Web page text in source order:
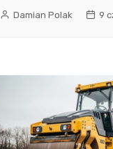
Damian Polak 9